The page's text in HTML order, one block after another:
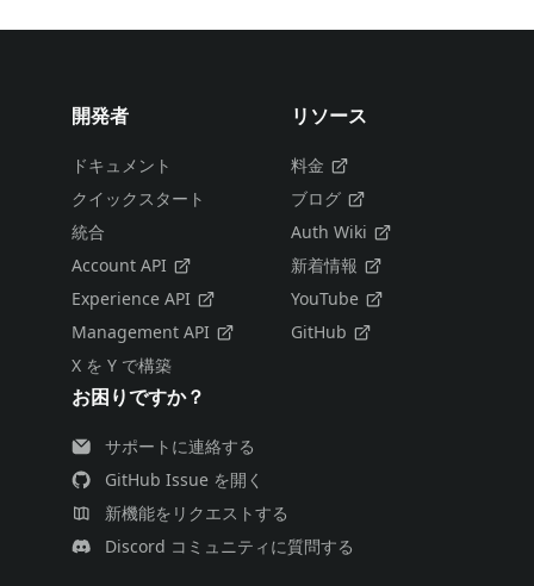
開発者
ドキュメント
クイックスタート
統合
Account API
Experience API
Management API
X を Y で構築
リソース
料金
ブログ
Auth Wiki
新着情報
YouTube
GitHub
お困りですか？
サポートに連絡する
GitHub Issue を開く
新機能をリクエストする
Discord コミュニティに質問する